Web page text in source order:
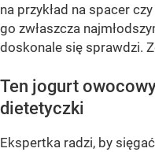
na przykład na spacer
go zwłaszcza
doskonale się sprawdzi.
Ten jogurt
dietetyczki
Ekspertka radzi, by